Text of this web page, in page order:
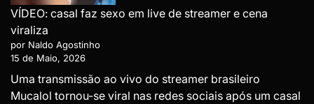
VÍDEO: casal faz sexo em live de streamer e cena
viraliza
por Naldo Agostinho
15 de Maio, 2026
Uma transmissão ao vivo do streamer brasileiro
Mucalol tornou-se viral nas redes sociais após um casal